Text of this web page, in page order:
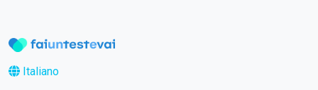
Italiano